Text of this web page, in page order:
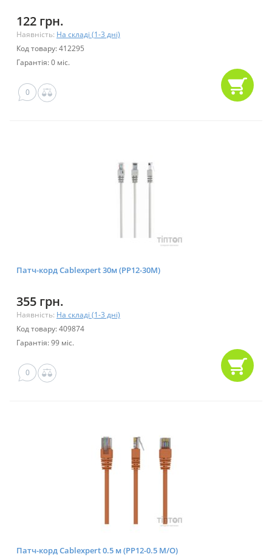
122 грн.
Наявність: На складі (1-3 дні)
Код товару: 412295
Гарантія: 0 міс.
0
Патч-корд Cablexpert 30м (PP12-30M)
355 грн.
Наявність: На складі (1-3 дні)
Код товару: 409874
Гарантія: 99 міс.
0
Патч-корд Cablexpert 0.5 м (PP12-0.5 M/O)